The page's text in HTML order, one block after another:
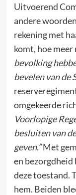
Uitvoerend
andere
rekening met
komt, hoe
bevolking
bevelen van de
omgekeerde
Voorlopige
besluiten van
geven.”Met
en
deze toestand.
hem. Beiden